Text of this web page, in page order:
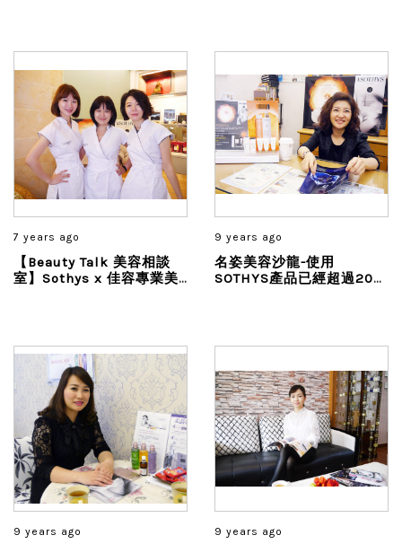
7 years ago
【Beauty Talk 美容相談
室】Sothys x 佳容專業美
9 years ago
名姿美容沙龍-使用
SOTHYS產品已經超過20
9 years ago 9 years ago